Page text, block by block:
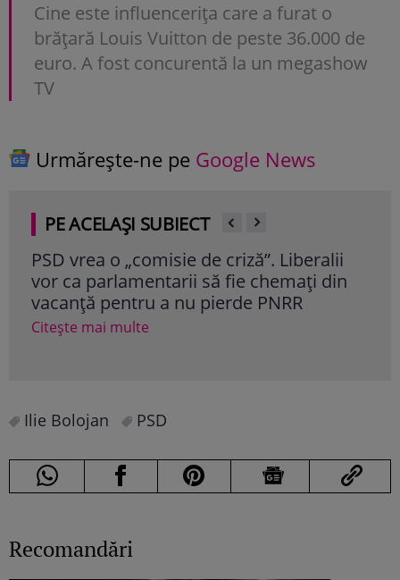
Cine este influencerița care a furat o
brățară Louis Vuitton de peste 36.000 de
euro. A fost concurentă la un megashow
TV
Urmărește-ne pe Google News
PE ACELAȘI SUBIECT
PSD vrea o „comisie de criză”. Liberalii
vor ca parlamentarii să fie chemați din
vacanță pentru a nu pierde PNRR
Citește mai multe
Ilie Bolojan PSD
Recomandări